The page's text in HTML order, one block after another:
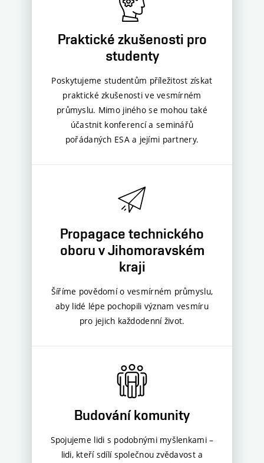
Praktické zkušenosti pro
studenty
Poskytujeme studentům příležitost získat
praktické zkušenosti ve vesmírném
průmyslu. Mimo jiného se mohou také
účastnit konferencí a seminářů
pořádaných ESA a jejími partnery.
Propagace technického
oboru v Jihomoravském
kraji
Šíříme povědomí o vesmírném průmyslu,
aby lidé lépe pochopili význam vesmíru
pro jejich každodenní život.
Budování komunity
Spojujeme lidi s podobnými myšlenkami –
lidi, kteří sdílí společnou zvědavost a